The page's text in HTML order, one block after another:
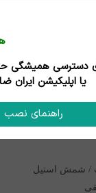
استیل
اصفهان
/ شمش استیل
یا اپلیکیشن
راهنمای نصب